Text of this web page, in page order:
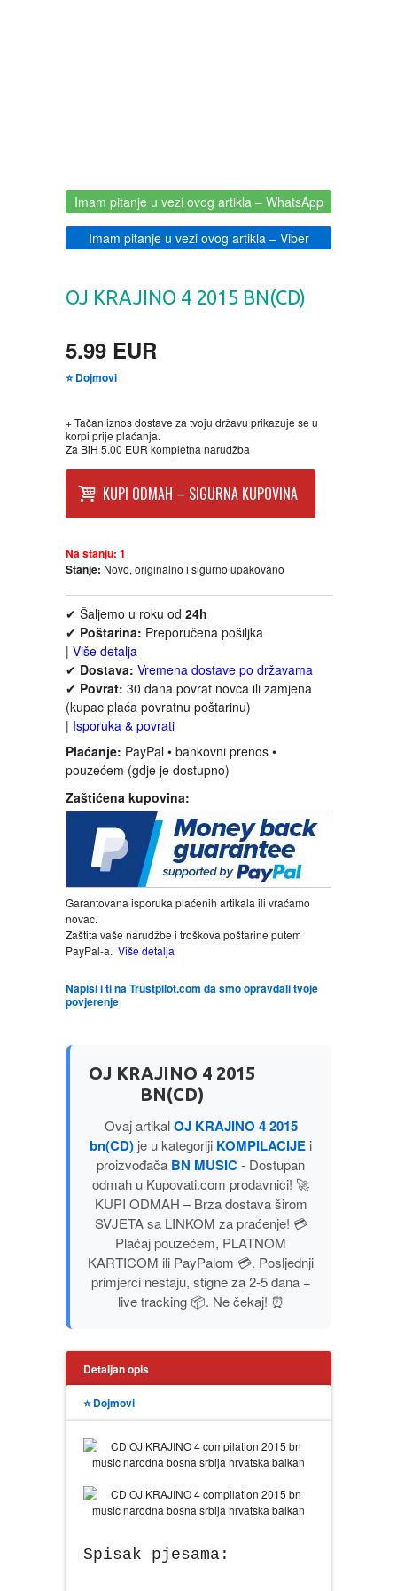
DUH I TELO
HOROR
ISTORIJSKI
KLASICI
KNJIGE ZA DECU
KOMEDIJA
KUVARI
LJUBAVNI
MITOLOGIJA
MUZIKA
POEZIJA
POPULARNA PSIHOLOGIJA
PRIČE
PUBLICISTIKA
PUTOPISI
STRIP
TEORIJE ZAVERE
TINEJDŽ
TRILERI
UMETNOST
Imam pitanje u vezi ovog artikla– WhatsApp
Imam pitanje u vezi ovog artikla– Viber
OJ KRAJINO 4 2015 BN(CD)
5.99 EUR
⭐ Dojmovi
+ Tačan iznos dostave za tvoju državu prikazuje se u
korpi prije plaćanja.
Za BiH 5.00 EUR kompletna narudžba
KUPI ODMAH – SIGURNA KUPOVINA
Na stanju: 1
Stanje: Novo, originalno i sigurno upakovano
✔ Šaljemo u roku od 24h
✔ Poštarina: Preporučena pošiljka
| Više detalja
✔ Dostava: Vremena dostave po državama
✔ Povrat: 30 dana povrat novca ili zamjena
(kupac plaća povratnu poštarinu)
| Isporuka & povrati
Plaćanje: PayPal • bankovni prenos •
pouzećem (gdje je dostupno)
Zaštićena kupovina:
Garantovana isporuka plaćenih artikala ili vraćamo
novac.
Zaštita vaše narudžbe i troškova poštarine putem
PayPal-a. Više detalja
Napiši i ti na Trustpilot.com da smo opravdali tvoje
povjerenje
OJ KRAJINO 4 2015
BN(CD)
Ovaj artikalOJ KRAJINO 4 2015
bn(CD) je u kategoriji KOMPILACIJE i
proizvođača BN MUSIC- Dostupan
odmah u Kupovati.com prodavnici! 🚀
KUPI ODMAH – Brza dostava širom
SVJETA sa LINKOM za praćenje! 💳
Plaćaj pouzećem, PLATNOM
KARTICOM ili PayPalom 💳. Posljednji
primjerci nestaju, stigne za 2-5 dana +
live tracking 📦. Ne čekaj! ⏰
Detaljan opis
⭐ Dojmovi
Spisak pjesama: